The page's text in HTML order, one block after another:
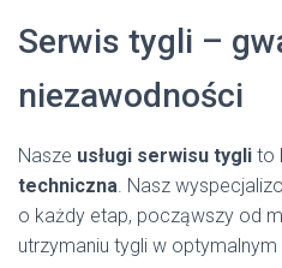
Serwis tygli –
niezawodności
Nasze usługi serwisu tygli to
techniczna. Nasz
o każdy etap, począwszy od
utrzymaniu tygli w optymalnym